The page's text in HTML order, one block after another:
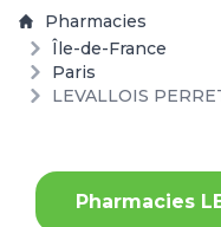
Pharmacies
Île-de-France
Paris
LEVALLOIS
Pharmacies